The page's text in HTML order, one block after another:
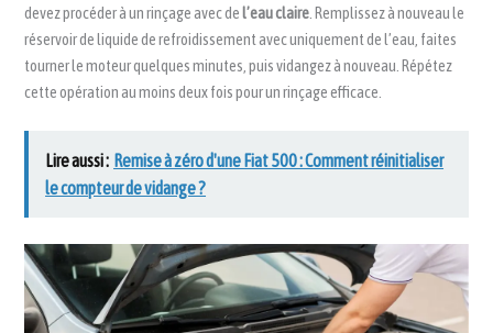
devez procéder à un rinçage avec del’eau claire . Remplissez à nouveau le
réservoir de liquide de refroidissement avec uniquement de l’eau, faites
tourner le moteur quelques minutes, puis vidangez à nouveau. Répétez
cette opération au moins deux fois pour un rinçage efficace.
Lire aussi : Remise à zéro d'une Fiat 500 : Comment réinitialiser
le compteur de vidange ?